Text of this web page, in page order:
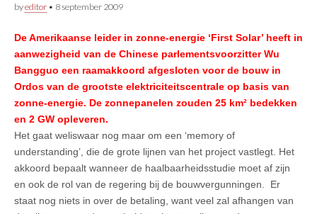
byeditor • 8 september 2009
De Amerikaanse leider in zonne-energie ‘First Solar’ heeft in
aanwezigheid van de Chinese parlementsvoorzitter Wu
Bangguo een raamakkoord afgesloten voor de bouw in
Ordos van de grootste elektriciteitscentrale op basis van
zonne-energie. De zonnepanelen zouden 25 km² bedekken
en 2 GW opleveren.
Het gaat weliswaar nog maar om een ‘memory of
understanding’, die de grote lijnen van het project vastlegt. Het
akkoord bepaalt wanneer de haalbaarheidsstudie moet af zijn
en ook de rol van de regering bij de bouwvergunningen. Er
staat nog niets in over de betaling, want veel zal afhangen van